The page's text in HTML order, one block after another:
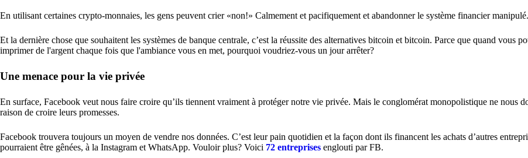
En utilisant certaines crypto-monnaies, les gens peuvent crier «non!» Calmement et pacifiquement et abandonner le système financier manipulé.
Et la dernière chose que souhaitent les systèmes de banque centrale, c’est la réussite des alternatives bitcoin et bitcoin. Parce que quand vous
imprimer de l'argent chaque fois que l'ambiance vous en met, pourquoi voudriez-vous un jour arrêter?
Une menace pour la vie privée
En surface, Facebook veut nous faire croire qu’ils tiennent vraiment à protéger notre vie privée. Mais le conglomérat monopolistique ne nous
raison de croire leurs promesses.
Facebook trouvera toujours un moyen de vendre nos données. C’est leur pain quotidien et la façon dont ils financent les achats d’autres
pourraient être gênées, à la Instagram et WhatsApp. Vouloir plus? Voici 72 entreprises englouti par FB.